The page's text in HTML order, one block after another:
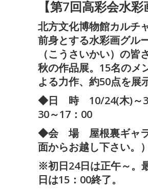
【第7回高彩会水彩
北方文化博物館カルチ
前身とする水彩画グル
（こうさいかい）の皆
秋の作品展。15名のメ
よる力作、約50点を展
◆日 時 10/24(木)～
30～17：00
◆会 場 屋根裏ギャ
面からお越し下さい。）
※初日24日は正午～。
日は15：00終了。